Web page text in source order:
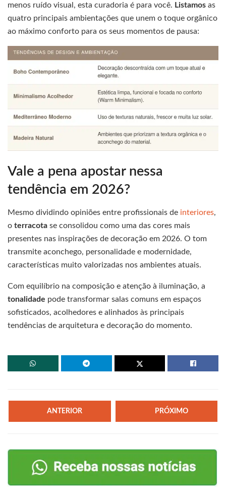
menos ruído visual, esta curadoria é para você. Listamos as
quatro principais ambientações que unem o toque orgânico
ao máximo conforto para os seus momentos de pausa:
Vale a pena apostar nessa
tendência em 2026?
Mesmo dividindo opiniões entre profissionais de interiores,
o terracota se consolidou como uma das cores mais
presentes nas inspirações de decoração em 2026. O tom
transmite aconchego, personalidade e modernidade,
características muito valorizadas nos ambientes atuais.
Com equilíbrio na composição e atenção à iluminação, a
tonalidade pode transformar salas comuns em espaços
sofisticados, acolhedores e alinhados às principais
tendências de arquitetura e decoração do momento.
ANTERIOR PRÓXIMO